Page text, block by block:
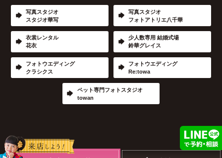
写真スタジオ
スタジオ華写
写真スタジオ
フォトアトリエ八千華
衣裳レンタル
花衣
少人数専用 結婚式場
鈴華グレイス
フォトウエディング
クラシクス
フォトウエディング
Re:towa
ペット専門フォトスタジオ
towan